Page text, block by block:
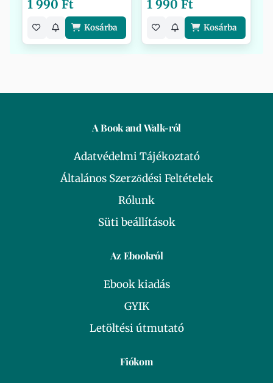
1 990 Ft
Kosárba
1 990 Ft
Kosárba
A Book and Walk-ról
Adatvédelmi Tájékoztató
Általános Szerződési Feltételek
Rólunk
Süti beállítások
Az Ebookról
Ebook kiadás
GYIK
Letöltési útmutató
Fiókom